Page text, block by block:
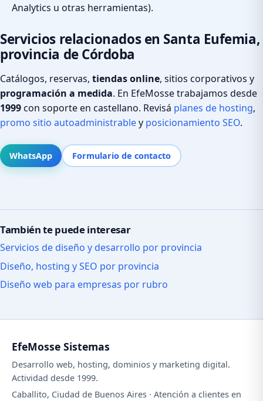
Analytics u otras herramientas).
Servicios relacionados en Santa Eufemia,
provincia de Córdoba
Catálogos, reservas, tiendas online, sitios corporativos y
programación a medida. En EfeMosse trabajamos desde
1999con soporte en castellano. Revisá planes de hosting,
promo sitio autoadministrabley posicionamiento SEO.
WhatsApp Formulario de contacto
También te puede interesar
Servicios de diseño y desarrollo por provincia
Diseño, hosting y SEO por provincia
Diseño web para empresas por rubro
EfeMosse Sistemas
Desarrollo web, hosting, dominios y marketing digital.
Actividad desde 1999.
Caballito, Ciudad de Buenos Aires · Atención a clientes en